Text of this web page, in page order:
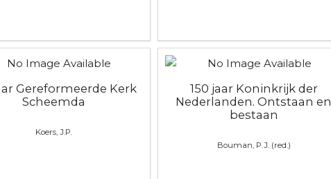
Gereformeerde Kerk
Scheemda
Koers, J.P.
150 jaar Koninkrijk der
Nederlanden. Ontstaan en
bestaan
Bouman, P.J. (red.)